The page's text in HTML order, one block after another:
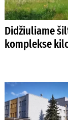
Didžiuliame
komplekse